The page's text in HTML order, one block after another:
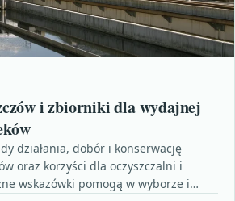
i zbiorniki dla wydajnej
działania, dobór i konserwację
oraz korzyści dla oczyszczalni i
wskazówki pomogą w wyborze i